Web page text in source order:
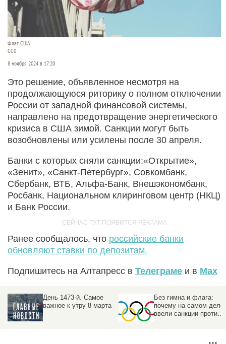
Флаг США.
СС0
8 ноября 2024 в 17:20
Это решение, объявленное несмотря на
продолжающуюся риторику о полном отключении
России от западной финансовой системы,
направлено на предотвращение энергетического
кризиса в США зимой. Санкции могут быть
возобновлены или усилены после 30 апреля.
Банки с которых сняли санкции:«Открытие»,
«Зенит», «Санкт-Петербург», Совкомбанк,
Сбербанк, ВТБ, Альфа-Банк, Внешэкономбанк,
Росбанк, Национальном клиринговом центр (НКЦ)
и Банк России.
Ранее сообщалось, что российские банки
обновляют ставки по депозитам.
Подпишитесь на Алтапресс в Телеграме и в Max
День 1473-й. Самое
важное к утру 8 марта
Без гимна и флага:
почему на самом деле
ввели санкции против